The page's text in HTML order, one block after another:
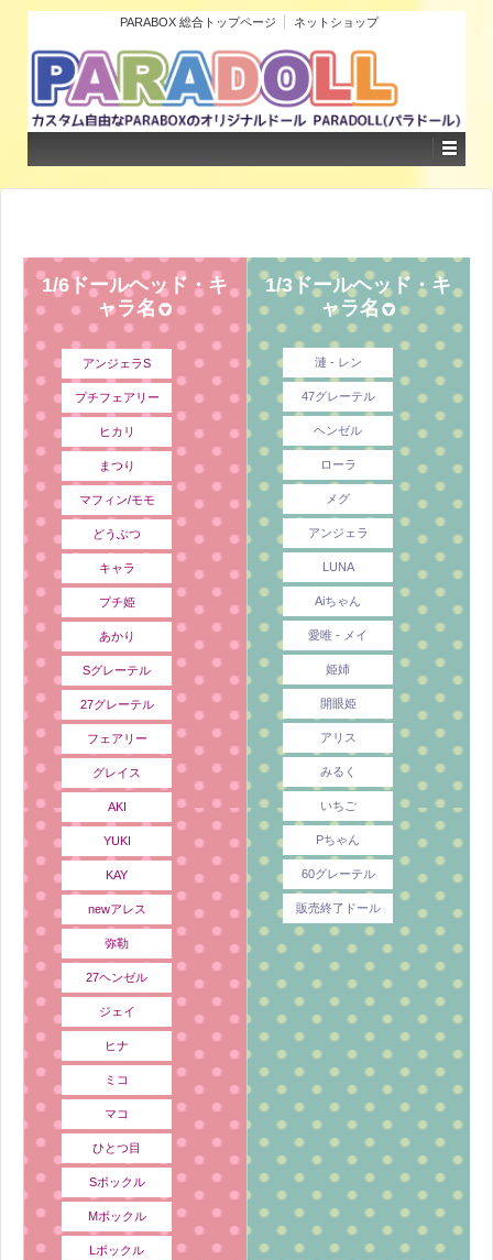
PARABOX 総合トップページ ネットショップ
1/6ドールヘッド・キ
ャラ名
アンジェラS
プチフェアリー
ヒカリ
まつり
マフィン/モモ
どうぶつ
キャラ
プチ姫
あかり
Sグレーテル
27グレーテル
フェアリー
グレイス
AKI
YUKI
KAY
newアレス
弥勒
27ヘンゼル
ジェイ
ヒナ
ミコ
マコ
ひとつ目
Sボックル
Mボックル
Lボックル
1/3ドールヘッド・キ
ャラ名
漣 - レン
47グレーテル
ヘンゼル
ローラ
メグ
アンジェラ
LUNA
Aiちゃん
愛唯 - メイ
姫姉
開眼姫
アリス
みるく
いちご
Pちゃん
60グレーテル
販売終了ドール